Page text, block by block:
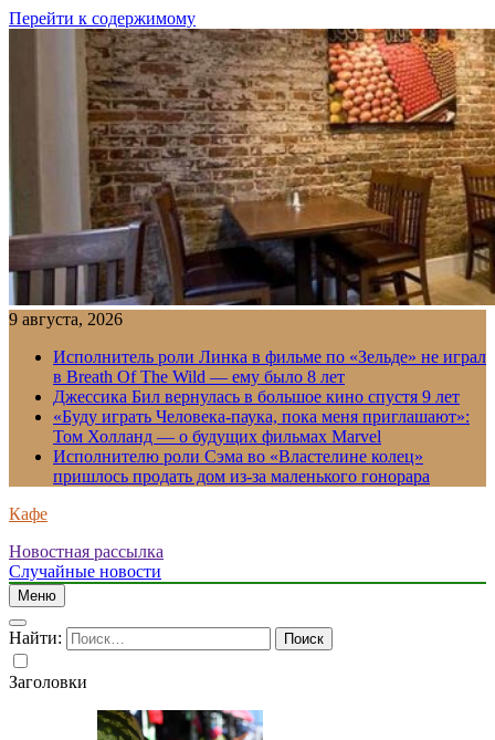
Перейти к содержимому
9 августа, 2026
Исполнитель роли Линка в фильме по «Зельде» не играл
в Breath Of The Wild — ему было 8 лет
Джессика Бил вернулась в большое кино спустя 9 лет
«Буду играть Человека-паука, пока меня приглашают»:
Том Холланд — о будущих фильмах Marvel
Исполнителю роли Сэма во «Властелине колец»
пришлось продать дом из-за маленького гонорара
Кафе
Новостная рассылка
Случайные новости
Меню
Найти:
Заголовки